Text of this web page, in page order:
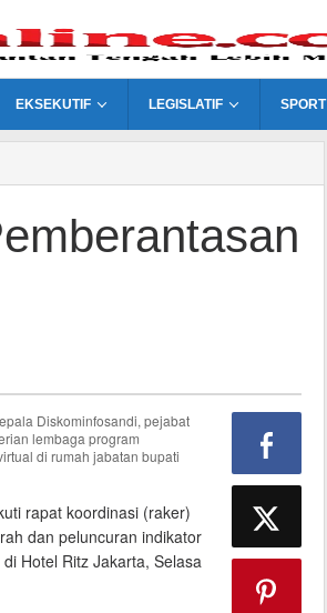
EKSEKUTIF LEGISLATIF SPORT
rapat koordinasi (raker)
dan peluncuran indikator
Hotel Ritz Jakarta, Selasa